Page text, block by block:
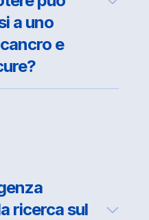
a uno
e
ricerca sul